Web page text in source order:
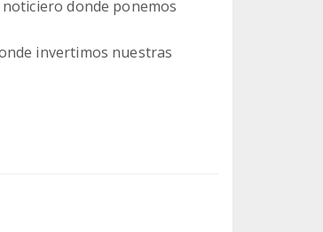
donde ponemos
invertimos nuestras